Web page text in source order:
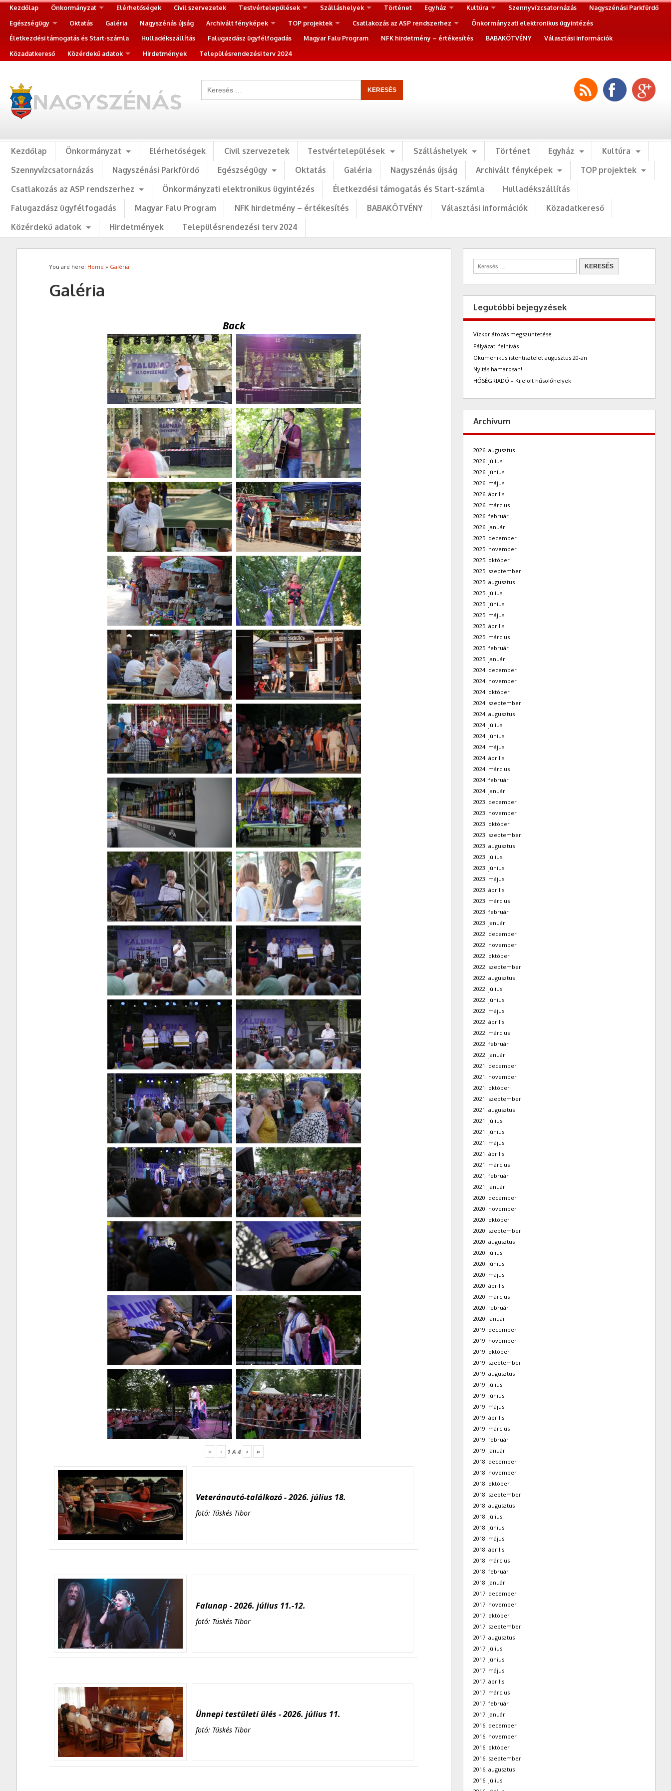
Kezdőlap Önkormányzat Elérhetőségek Civil szervezetek Testvértelepülések Szálláshelyek Történet Egyház Kultúra Szennyvízcsatornázás
Nagyszénási Parkfürdő
Egészségügy
Oktatás Galéria Nagyszénás újság Archivált fényképek TOP projektek Csatlakozás az ASP rendszerhez
Önkormányzati elektronikus ügyintézés
Életkezdési támogatás és Start-számla
Hulladékszállítás Falugazdász ügyfélfogadás Magyar Falu Program NFK hirdetmény – értékesítés BABAKÖTVÉNY
Választási információk
Közadatkereső
Közérdekű adatok Hirdetmények Településrendezési terv 2024
Kezdőlap Önkormányzat Elérhetőségek Civil szervezetek Testvértelepülések Szálláshelyek Történet Egyház
Kultúra
Szennyvízcsatornázás
Nagyszénási Parkfürdő Egészségügy Oktatás Galéria Nagyszénás újság Archivált fényképek
TOP projektek
Csatlakozás az ASP rendszerhez
Önkormányzati elektronikus ügyintézés Életkezdési támogatás és Start-számla
Hulladékszállítás
Falugazdász ügyfélfogadás
Magyar Falu Program NFK hirdetmény – értékesítés BABAKÖTVÉNY Választási információk
Közadatkereső
Közérdekű adatok
Hirdetmények Településrendezési terv 2024
You are here: Home » Galéria
Galéria
Back
« ‹ 1A 4 › »
Veteránautó-találkozó - 2026. július 18.
fotó: Tüskés Tibor
Falunap - 2026. július 11.-12.
fotó: Tüskés Tibor
Ünnepi testületi ülés - 2026. július 11.
fotó: Tüskés Tibor
Legutóbbi bejegyzések
Vízkorlátozás megszüntetése
Pályázati felhívás
Ökumenikus istentisztelet augusztus 20-án
Nyitás hamarosan!
HŐSÉGRIADÓ – Kijelölt hűsölőhelyek
Archívum
2026. augusztus
2026. július
2026. június
2026. május
2026. április
2026. március
2026. február
2026. január
2025. december
2025. november
2025. október
2025. szeptember
2025. augusztus
2025. július
2025. június
2025. május
2025. április
2025. március
2025. február
2025. január
2024. december
2024. november
2024. október
2024. szeptember
2024. augusztus
2024. július
2024. június
2024. május
2024. április
2024. március
2024. február
2024. január
2023. december
2023. november
2023. október
2023. szeptember
2023. augusztus
2023. július
2023. június
2023. május
2023. április
2023. március
2023. február
2023. január
2022. december
2022. november
2022. október
2022. szeptember
2022. augusztus
2022. július
2022. június
2022. május
2022. április
2022. március
2022. február
2022. január
2021. december
2021. november
2021. október
2021. szeptember
2021. augusztus
2021. július
2021. június
2021. május
2021. április
2021. március
2021. február
2021. január
2020. december
2020. november
2020. október
2020. szeptember
2020. augusztus
2020. július
2020. június
2020. május
2020. április
2020. március
2020. február
2020. január
2019. december
2019. november
2019. október
2019. szeptember
2019. augusztus
2019. július
2019. június
2019. május
2019. április
2019. március
2019. február
2019. január
2018. december
2018. november
2018. október
2018. szeptember
2018. augusztus
2018. július
2018. június
2018. május
2018. április
2018. március
2018. február
2018. január
2017. december
2017. november
2017. október
2017. szeptember
2017. augusztus
2017. július
2017. június
2017. május
2017. április
2017. március
2017. február
2017. január
2016. december
2016. november
2016. október
2016. szeptember
2016. augusztus
2016. július